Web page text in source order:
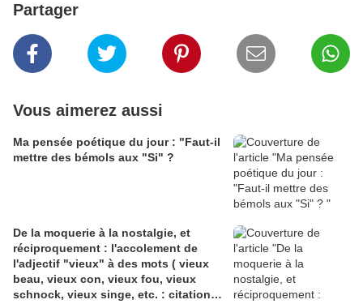
Partager
Vous aimerez aussi
Ma pensée poétique du jour : "Faut-il
mettre des bémols aux "Si" ?
De la moquerie à la nostalgie, et
réciproquement : l'accolement de
l'adjectif "vieux" à des mots ( vieux
beau, vieux con, vieux fou, vieux
schnock, vieux singe, etc. : citations,